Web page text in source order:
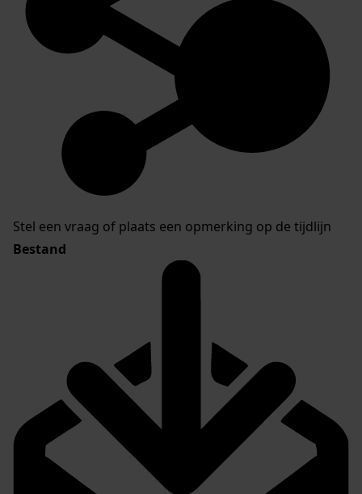
Stel een vraag of plaats een opmerking op de tijdlijn
Bestand